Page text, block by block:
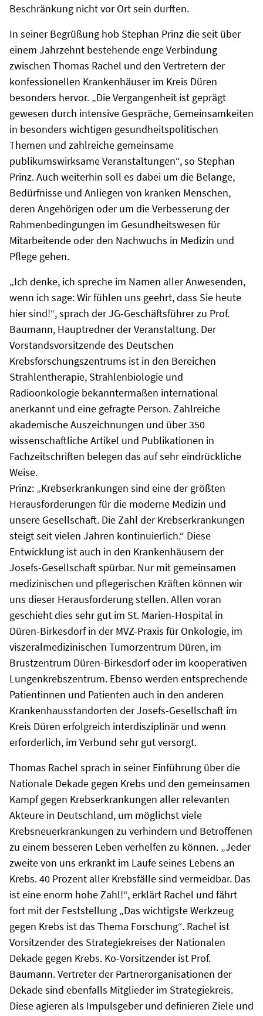
Beschränkung nicht vor Ort sein durften.
In seiner Begrüßung hob Stephan Prinz die seit über
einem Jahrzehnt bestehende enge Verbindung
zwischen Thomas Rachel und den Vertretern der
konfessionellen Krankenhäuser im Kreis Düren
besonders hervor. „Die Vergangenheit ist geprägt
gewesen durch intensive Gespräche, Gemeinsamkeiten
in besonders wichtigen gesundheitspolitischen
Themen und zahlreiche gemeinsame
publikumswirksame Veranstaltungen“, so Stephan
Prinz. Auch weiterhin soll es dabei um die Belange,
Bedürfnisse und Anliegen von kranken Menschen,
deren Angehörigen oder um die Verbesserung der
Rahmenbedingungen im Gesundheitswesen für
Mitarbeitende oder den Nachwuchs in Medizin und
Pflege gehen.
„Ich denke, ich spreche im Namen aller Anwesenden,
wenn ich sage: Wir fühlen uns geehrt, dass Sie heute
hier sind!“, sprach der JG-Geschäftsführer zu Prof.
Baumann, Hauptredner der Veranstaltung. Der
Vorstandsvorsitzende des Deutschen
Krebsforschungszentrums ist in den Bereichen
Strahlentherapie, Strahlenbiologie und
Radioonkologie bekanntermaßen international
anerkannt und eine gefragte Person. Zahlreiche
akademische Auszeichnungen und über 350
wissenschaftliche Artikel und Publikationen in
Fachzeitschriften belegen das auf sehr eindrückliche
Weise.
Prinz: „Krebserkrankungen sind eine der größten
Herausforderungen für die moderne Medizin und
unsere Gesellschaft. Die Zahl der Krebserkrankungen
steigt seit vielen Jahren kontinuierlich.“ Diese
Entwicklung ist auch in den Krankenhäusern der
Josefs-Gesellschaft spürbar. Nur mit gemeinsamen
medizinischen und pflegerischen Kräften können wir
uns dieser Herausforderung stellen. Allen voran
geschieht dies sehr gut im St. Marien-Hospital in
Düren-Birkesdorf in der MVZ-Praxis für Onkologie, im
viszeralmedizinischen Tumorzentrum Düren, im
Brustzentrum Düren-Birkesdorf oder im kooperativen
Lungenkrebszentrum. Ebenso werden entsprechende
Patientinnen und Patienten auch in den anderen
Krankenhausstandorten der Josefs-Gesellschaft im
Kreis Düren erfolgreich interdisziplinär und wenn
erforderlich, im Verbund sehr gut versorgt.
Thomas Rachel sprach in seiner Einführung über die
Nationale Dekade gegen Krebs und den gemeinsamen
Kampf gegen Krebserkrankungen aller relevanten
Akteure in Deutschland, um möglichst viele
Krebsneuerkrankungen zu verhindern und Betroffenen
zu einem besseren Leben verhelfen zu können. „Jeder
zweite von uns erkrankt im Laufe seines Lebens an
Krebs. 40 Prozent aller Krebsfälle sind vermeidbar. Das
ist eine enorm hohe Zahl!“, erklärt Rachel und fährt
fort mit der Feststellung „Das wichtigste Werkzeug
gegen Krebs ist das Thema Forschung“. Rachel ist
Vorsitzender des Strategiekreises der Nationalen
Dekade gegen Krebs. Ko-Vorsitzender ist Prof.
Baumann. Vertreter der Partnerorganisationen der
Dekade sind ebenfalls Mitglieder im Strategiekreis.
Diese agieren als Impulsgeber und definieren Ziele und